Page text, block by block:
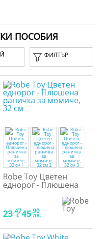
ПОСОБИЯ
ФИЛТЪР
Robe Toy Цветен
еднорог - Плюшена
раничка за момиче,
23,47
€ 45,90
лв.